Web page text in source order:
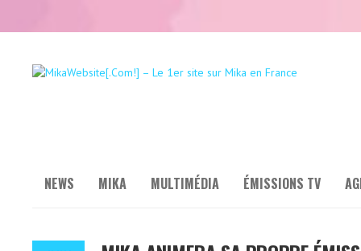
NEWS MIKA MULTIMÉDIA ÉMISSIONS TV